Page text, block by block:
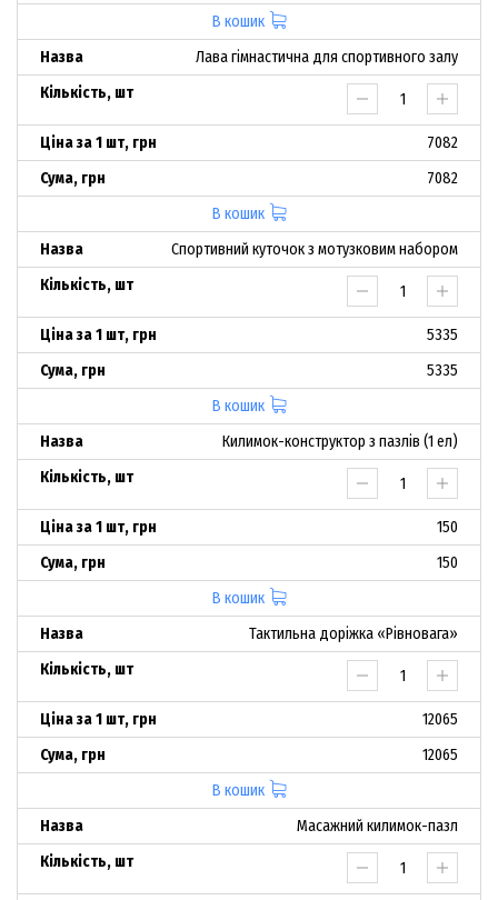
В кошик
Лава гімнастична для спортивного залу
7082
7082
В кошик
Спортивний куточок з мотузковим набором
5335
5335
В кошик
Килимок-конструктор з пазлів (1 ел)
150
150
В кошик
Тактильна доріжка «Рівновага»
12065
12065
В кошик
Масажний килимок-пазл